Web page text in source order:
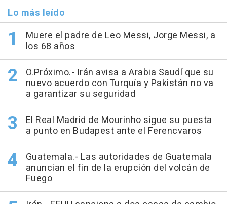
Lo más leído
Muere el padre de Leo Messi, Jorge Messi, a
los 68 años
O.Próximo.- Irán avisa a Arabia Saudí que su
nuevo acuerdo con Turquía y Pakistán no va
a garantizar su seguridad
El Real Madrid de Mourinho sigue su puesta
a punto en Budapest ante el Ferencvaros
Guatemala.- Las autoridades de Guatemala
anuncian el fin de la erupción del volcán de
Fuego